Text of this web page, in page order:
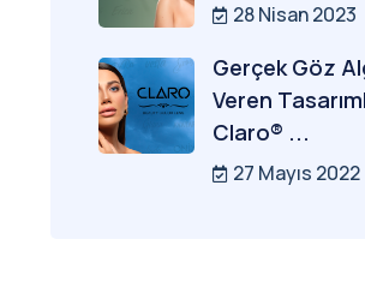
28 Nisan 2023
Gerçek Göz
Veren
Claro® ...
27 Mayıs 2022